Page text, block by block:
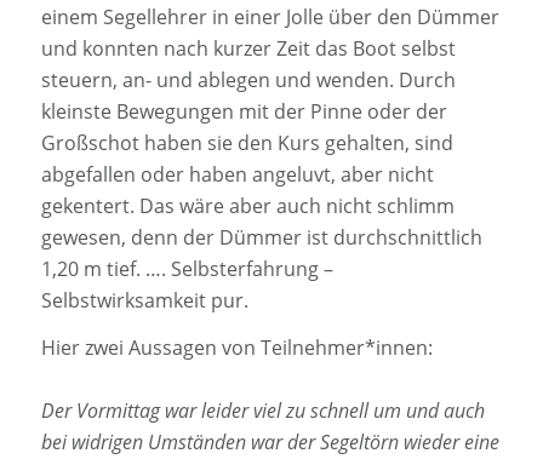
einem Segellehrer in einer Jolle über den Dümmer
und konnten nach kurzer Zeit das Boot selbst
steuern, an- und ablegen und wenden. Durch
kleinste Bewegungen mit der Pinne oder der
Großschot haben sie den Kurs gehalten, sind
abgefallen oder haben angeluvt, aber nicht
gekentert. Das wäre aber auch nicht schlimm
gewesen, denn der Dümmer ist durchschnittlich
1,20 m tief. …. Selbsterfahrung –
Selbstwirksamkeit pur.
Hier zwei Aussagen von Teilnehmer*innen:
Der Vormittag war leider viel zu schnell um und auch
bei widrigen Umständen war der Segeltörn wieder eine